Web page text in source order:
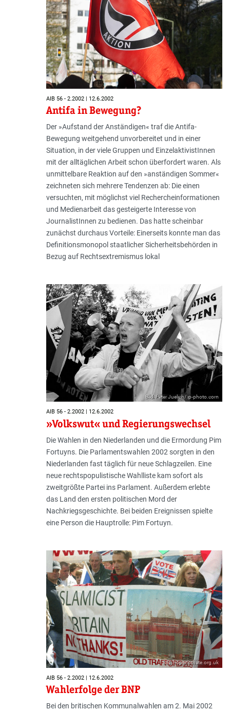
AIB 56 - 2.2002 | 12.6.2002
Antifa in Bewegung?
Der »Aufstand der Anständigen« traf die Antifa-
Bewegung weitgehend unvorbereitet und in einer
Situation, in der viele Gruppen und EinzelaktivistInnen
mit der alltäglichen Arbeit schon überfordert waren. Als
unmittelbare Reaktion auf den »anständigen Sommer«
zeichneten sich mehrere Tendenzen ab: Die einen
versuchten, mit möglichst viel Rechercheinformationen
und Medienarbeit das gesteigerte Interesse von
JournalistInnen zu bedienen. Das hatte scheinbar
zunächst durchaus Vorteile: Einerseits konnte man das
Definitionsmonopol staatlicher Sicherheitsbehörden in
Bezug auf Rechtsextremismus lokal
Bild: Peter Juelich/ ip-photo.com
AIB 56 - 2.2002 | 12.6.2002
»Volkswut« und Regierungswechsel
Die Wahlen in den Niederlanden und die Ermordung Pim
Fortuyns. Die Parlamentswahlen 2002 sorgten in den
Niederlanden fast täglich für neue Schlagzeilen. Eine
neue rechtspopulistische Wahlliste kam sofort als
zweitgrößte Partei ins Parlament. Außerdem erlebte
das Land den ersten politischen Mord der
Nachkriegsgeschichte. Bei beiden Ereignissen spielte
eine Person die Hauptrolle: Pim Fortuyn.
Bild: hopenothate.org.uk
AIB 56 - 2.2002 | 12.6.2002
Wahlerfolge der BNP
Bei den britischen Kommunalwahlen am 2. Mai 2002